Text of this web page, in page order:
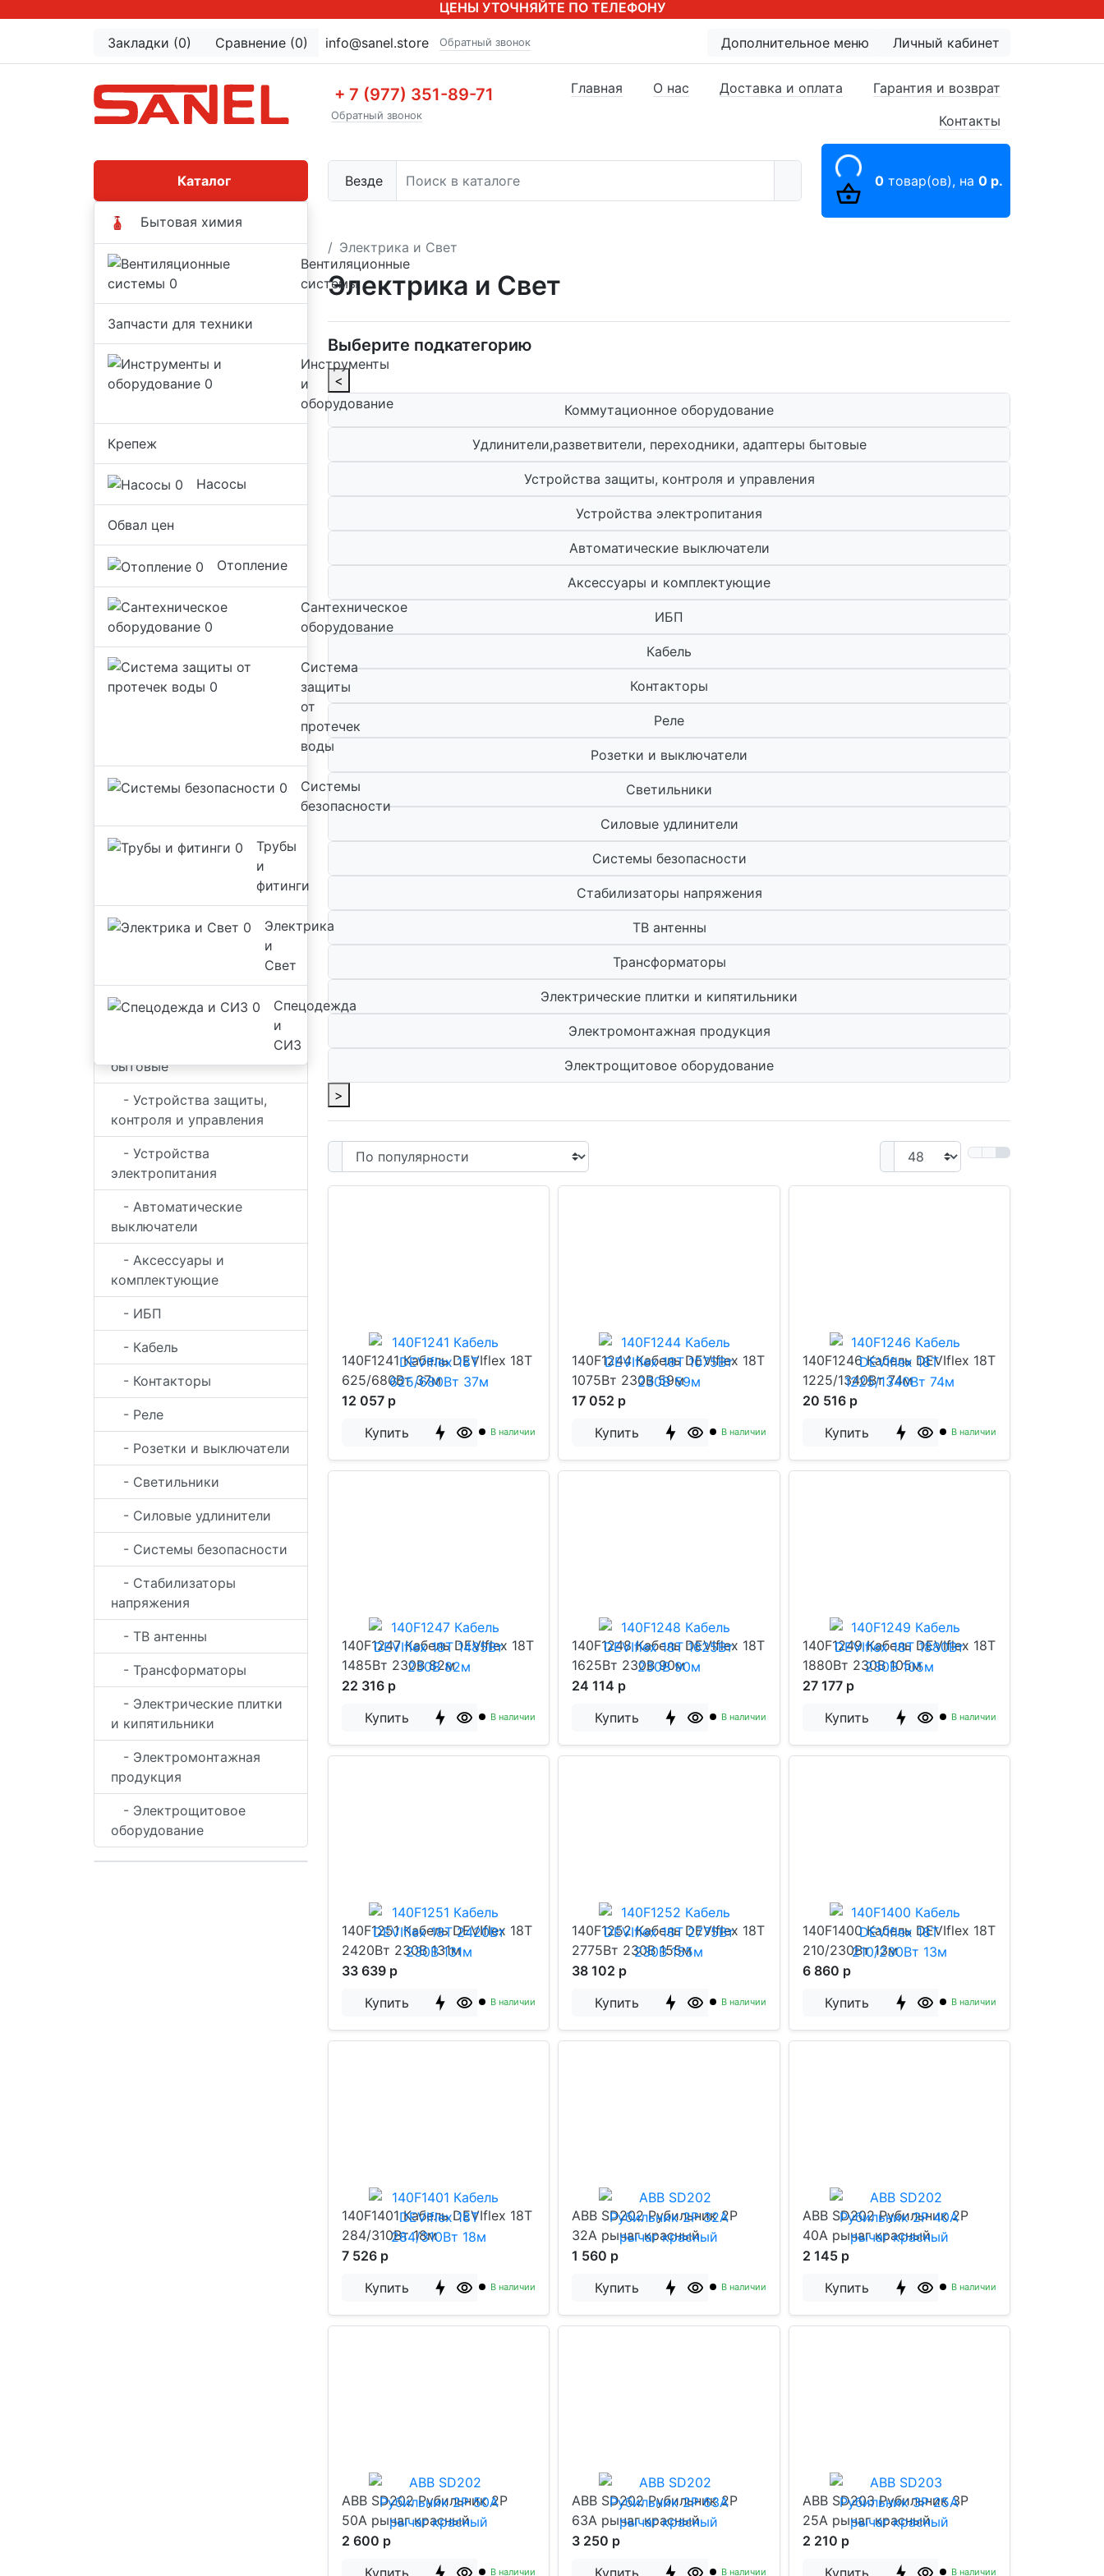
ЦЕНЫ УТОЧНЯЙТЕ ПО ТЕЛЕФОНУ
Закладки (0) Сравнение (0) info@sanel.store Обратный звонок Дополнительное меню Личный кабинет
+ 7 (977) 351-89-71
Обратный звонок
Везде
Главная О нас Доставка и оплата
Гарантия и возврат
Контакты
0 товар(ов), на 0 р.
Каталог
Бытовая химия
Вентиляционные
системы
Запчасти для техники
Инструменты
и
оборудование
Крепеж
Насосы
Обвал цен
Отопление
Сантехническое
оборудование
Система
защиты
от
протечек
воды
Системы
безопасности
Трубы
и
фитинги
Электрика
и
Свет
Спецодежда
и
СИЗ
Электрика и Свет
-
Удлинители,разветвители,
бытовые
- Устройства защиты,
контроля и управления
- Устройства
электропитания
- Автоматические
выключатели
- Аксессуары и
комплектующие
- ИБП
- Кабель
- Контакторы
- Реле
- Розетки и выключатели
- Светильники
- Силовые удлинители
- Системы безопасности
- Стабилизаторы
напряжения
- ТВ антенны
- Трансформаторы
- Электрические плитки
и кипятильники
- Электромонтажная
продукция
- Электрощитовое
оборудование
Электрика и Свет
Электрика и Свет
Выберите подкатегорию
<
Коммутационное оборудование
Удлинители,разветвители, переходники, адаптеры бытовые
Устройства защиты, контроля и управления
Устройства электропитания
Автоматические выключатели
Аксессуары и комплектующие
ИБП
Кабель
Контакторы
Реле
Розетки и выключатели
Светильники
Силовые удлинители
Системы безопасности
Стабилизаторы напряжения
ТВ антенны
Трансформаторы
Электрические плитки и кипятильники
Электромонтажная продукция
Электрощитовое оборудование
>
140F1241 Кабель DEVIflex 18T
625/680Вт 37м
12 057 р
Купить
В наличии
140F1244 Кабель DEVIflex 18T
1075Вт 230В 59м
17 052 р
Купить
В наличии
140F1246 Кабель DEVIflex 18T
1225/1340Вт 74м
20 516 р
Купить
В наличии
140F1247 Кабель DEVIflex 18T
1485Вт 230В 82м
22 316 р
Купить
В наличии
140F1248 Кабель DEVIflex 18T
1625Вт 230В 90м
24 114 р
Купить
В наличии
140F1249 Кабель DEVIflex 18T
1880Вт 230В 105м
27 177 р
Купить
В наличии
140F1251 Кабель DEVIflex 18T
2420Вт 230В 131м
33 639 р
Купить
В наличии
140F1252 Кабель DEVIflex 18T
2775Вт 230В 155м
38 102 р
Купить
В наличии
140F1400 Кабель DEVIflex 18T
210/230Вт 13м
6 860 р
Купить
В наличии
140F1401 Кабель DEVIflex 18T
284/310Вт 18м
7 526 р
Купить
В наличии
ABB SD202 Рубильник 2P
32A рычаг красный
1 560 р
Купить
В наличии
ABB SD202 Рубильник 2P
40A рычаг красный
2 145 р
Купить
В наличии
ABB SD202 Рубильник 2P
50A рычаг красный
2 600 р
Купить
В наличии
ABB SD202 Рубильник 2P
63A рычаг красный
3 250 р
Купить
В наличии
ABB SD203 Рубильник 3P
25A рычаг красный
2 210 р
Купить
В наличии